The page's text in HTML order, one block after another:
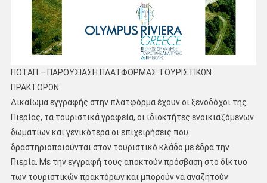
ΠΟΤΑΠ – ΠΑΡΟΥΣΙΑΣΗ ΠΛΑΤΦΟΡΜΑΣ ΤΟΥΡΙΣΤΙΚΩΝ
ΠΡΑΚΤΟΡΩΝ
Δικαίωμα εγγραφής στην πλατφόρμα έχουν οι ξενοδόχοι της
Πιερίας, τα τουριστικά γραφεία, οι ιδιοκτήτες ενοικιαζόμενων
δωματίων και γενικότερα οι επιχειρήσεις που
δραστηριοποιούνται στον τουριστικό κλάδο με έδρα την
Πιερία. Με την εγγραφή τους αποκτούν πρόσβαση στο δίκτυο
των τουριστικών πρακτόρων και μπορούν να αναζητούν